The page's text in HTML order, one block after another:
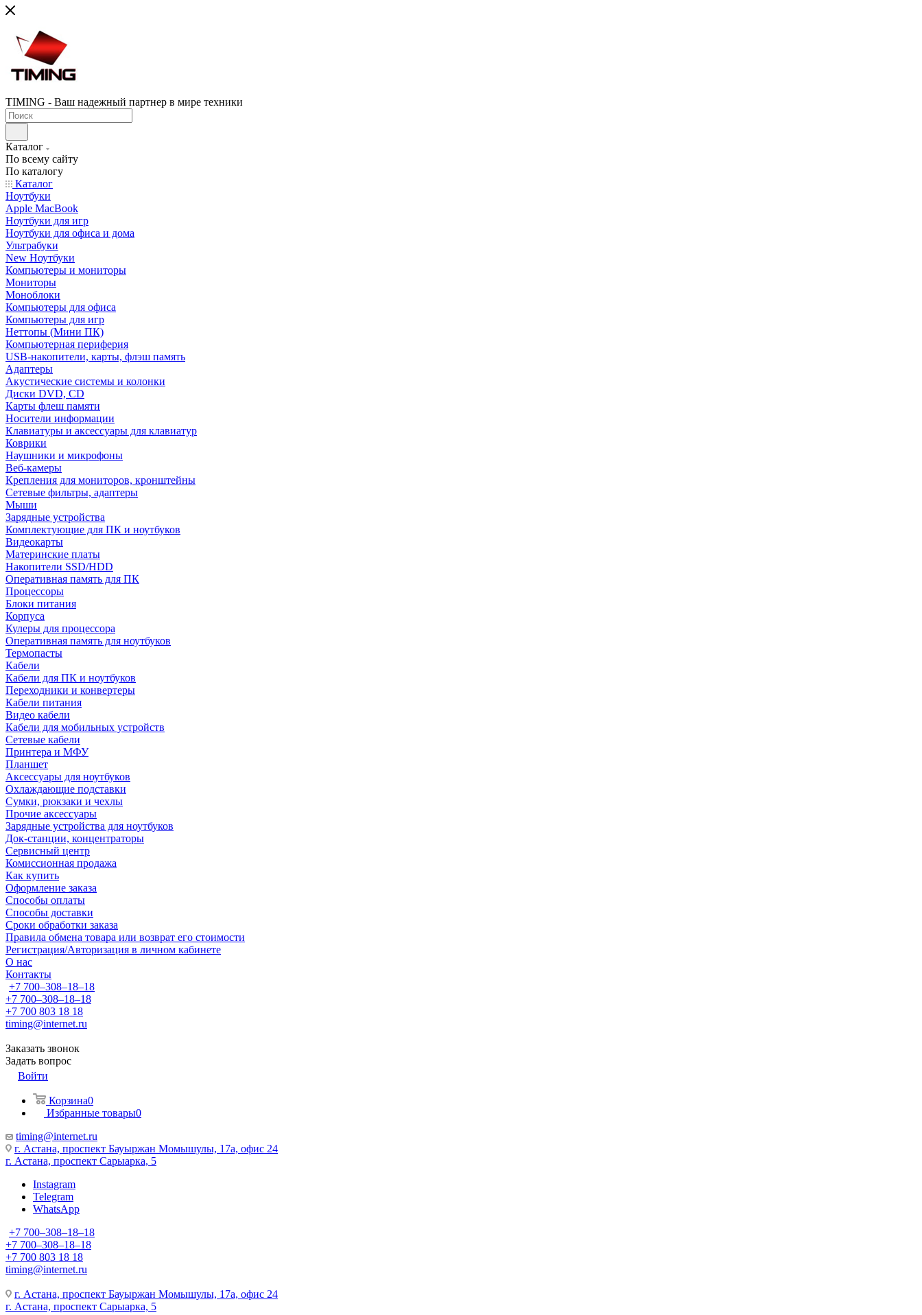
TIMING - Ваш надежный партнер в мире техники
Каталог
По всему сайту
По каталогу
Каталог
Ноутбуки
Apple MacBook
Ноутбуки для игр
Ноутбуки для офиса и дома
Ультрабуки
New Ноутбуки
Компьютеры и мониторы
Мониторы
Моноблоки
Компьютеры для офиса
Компьютеры для игр
Неттопы (Мини ПК)
Компьютерная периферия
USB-накопители, карты, флэш память
Адаптеры
Акустические системы и колонки
Диски DVD, CD
Карты флеш памяти
Носители информации
Клавиатуры и аксессуары для клавиатур
Коврики
Наушники и микрофоны
Веб-камеры
Крепления для мониторов, кронштейны
Сетевые фильтры, адаптеры
Мыши
Зарядные устройства
Комплектующие для ПК и ноутбуков
Видеокарты
Материнские платы
Накопители SSD/HDD
Оперативная память для ПК
Процессоры
Блоки питания
Корпуса
Кулеры для процессора
Оперативная память для ноутбуков
Термопасты
Кабели
Кабели для ПК и ноутбуков
Переходники и конвертеры
Кабели питания
Видео кабели
Кабели для мобильных устройств
Сетевые кабели
Принтера и МФУ
Планшет
Аксессуары для ноутбуков
Охлаждающие подставки
Сумки, рюкзаки и чехлы
Прочие аксессуары
Зарядные устройства для ноутбуков
Док-станции, концентраторы
Сервисный центр
Комиссионная продажа
Как купить
Оформление заказа
Способы оплаты
Способы доставки
Сроки обработки заказа
Правила обмена товара или возврат его стоимости
Регистрация/Авторизация в личном кабинете
О нас
Контакты
+7 700‒308‒18‒18
+7 700‒308‒18‒18
+7 700 803 18 18
timing@internet.ru
Заказать звонок
Задать вопрос
Войти
Корзина0
Избранные товары0
timing@internet.ru
г. Астана, проспект Бауыржан Момышулы, 17а, офис 24
г. Астана, проспект Сарыарка, 5
Instagram
Telegram
WhatsApp
+7 700‒308‒18‒18
+7 700‒308‒18‒18
+7 700 803 18 18
timing@internet.ru
г. Астана, проспект Бауыржан Момышулы, 17а, офис 24
г. Астана, проспект Сарыарка, 5